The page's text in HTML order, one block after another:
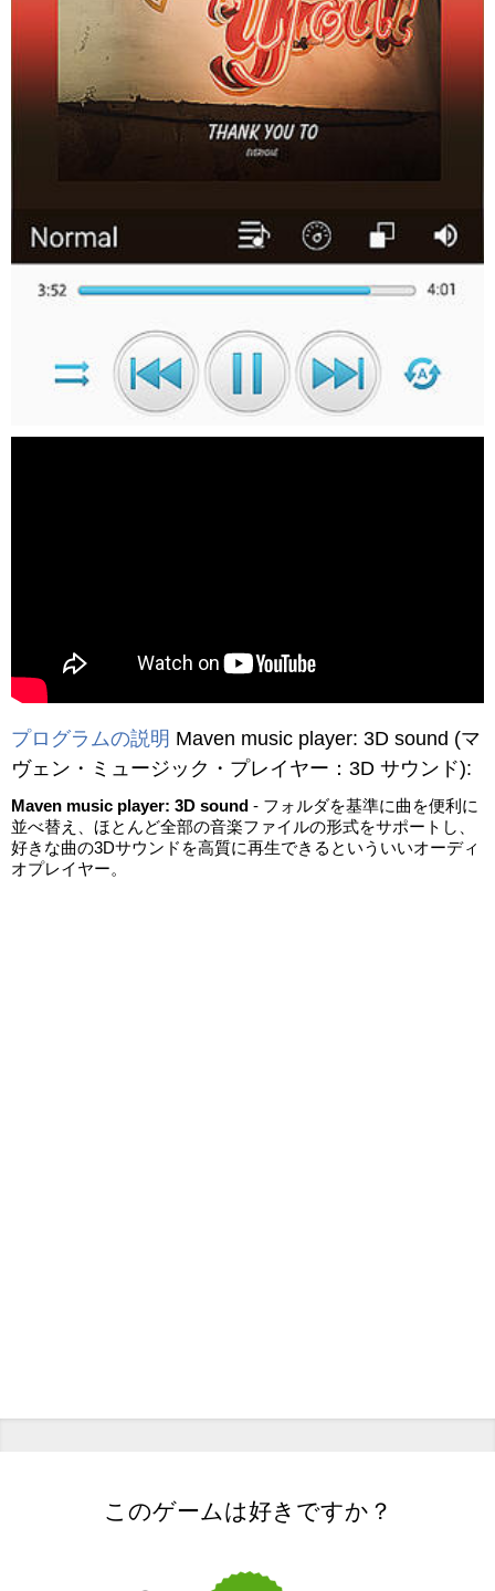
プログラムの説明 Maven music player: 3D sound (マ
ヴェン・ミュージック・プレイヤー：3D サウンド):
Maven music player: 3D sound - フォルダを基準に曲を便利に
並べ替え、ほとんど全部の音楽ファイルの形式をサポートし、
好きな曲の3Dサウンドを高質に再生できるといういいオーディ
オプレイヤー。
このゲームは好きですか？